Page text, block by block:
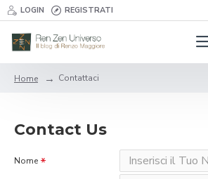
LOGIN REGISTRATI
Home Contattaci
Contact Us
Nome